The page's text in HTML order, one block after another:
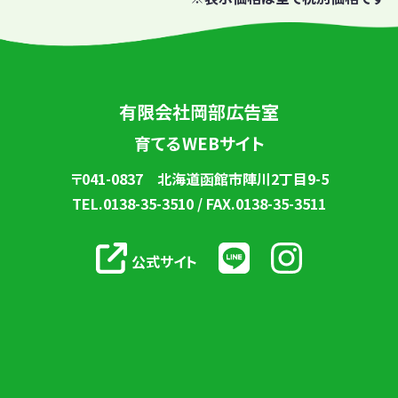
有限会社岡部広告室
育てるWEBサイト
〒041-0837 北海道函館市陣川2丁目9-5
TEL.0138-35-3510 / FAX.0138-35-3511
公式サイト